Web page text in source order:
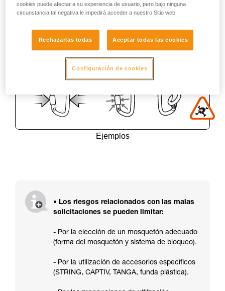
Ejemplos
• Los riesgos relacionados con las malas
solicitaciones se pueden limitar:
- Por la elección de un mosquetón adecuado
(forma del mosquetón y sistema de bloqueo).
- Por la utilización de accesorios específicos
(STRING, CAPTIV, TANGA, funda plástica).
cookies puede afectar a su experiencia de usuario, pero bajo ninguna
circunstancia tal negativa le impedirá acceder a nuestro Sitio web.
Rechazarlas todas Aceptar todas las cookies
Configuración de cookies